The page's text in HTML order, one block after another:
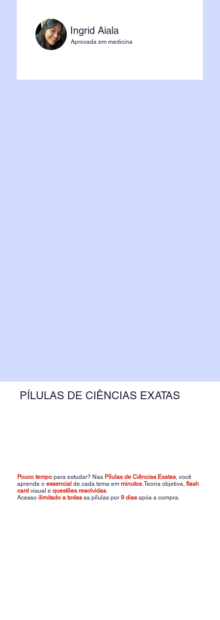
Ingrid Aiala
Aprovada em medicina
PÍLULAS DE CIÊNCIAS EXATAS
Pouco tempo para estudar? Nas Pílulas de Ciências Exatas , você
aprende oessencial de cada tema emminutos . Teoria objetiva,flash
card visual equestões resolvidas
Acessoilimitado a todas as pílulas por9 dias após a compra.